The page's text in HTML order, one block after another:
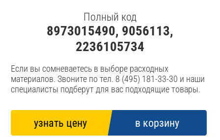
Полный код
8973015490, 9056113,
2236105734
Если вы сомневаетесь в выборе расходных
материалов. Звоните по тел. 8 (495) 181-33-30 и наши
специалисты подберут для вас подходящие товары.